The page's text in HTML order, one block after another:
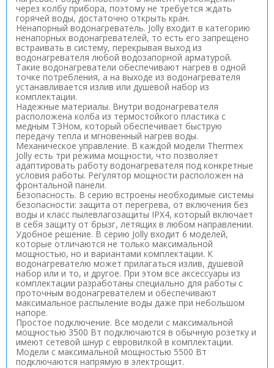
через колбу прибора, поэтому не требуется ждать
горячей воды, достаточно открыть кран.
Ненапорный водонагреватель. Jolly входит в категорию
ненапорных водонагревателей, то есть его запрещено
встраивать в систему, перекрывая выход из
водонагревателя любой водозапорной арматурой.
Такие водонагреватели обеспечивают нагрев в одной
точке потребления, а на выходе из водонагревателя
устанавливается излив или душевой набор из
комплектации.
Надежные материалы. Внутри водонагревателя
расположена колба из термостойкого пластика с
медным ТЭНом, который обеспечивает быструю
передачу тепла и мгновенный нагрев воды.
Механическое управление. В каждой модели Thermex
Jolly есть три режима мощности, что позволяет
адаптировать работу водонагревателя под конкретные
условия работы. Регулятор мощности расположен на
фронтальной панели.
Безопасность. В серию встроены необходимые системы
безопасности: защита от перегрева, от включения без
воды и класс пылевлагозащиты IPX4, который включает
в себя защиту от брызг, летящих в любом направлении.
Удобное решение. В серию Jolly входит 6 моделей,
которые отличаются не только максимальной
мощностью, но и вариантами комплектации. К
водонагревателю может прилагаться излив, душевой
набор или и то, и другое. При этом все аксессуары из
комплектации разработаны специально для работы с
проточным водонагревателем и обеспечивают
максимальное распыление воды даже при небольшом
напоре.
Простое подключение. Все модели с максимальной
мощностью 3500 Вт подключаются в обычную розетку и
имеют сетевой шнур с евровилкой в комплектации.
Модели с максимальной мощностью 5500 Вт
подключаются напрямую в электрощит.